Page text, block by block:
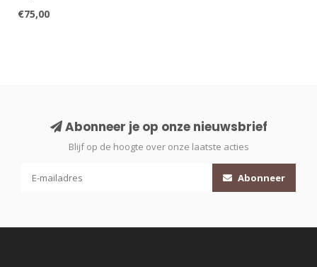
€75,00
Abonneer je op onze nieuwsbrief
Blijf op de hoogte over onze laatste acties
Abonneer